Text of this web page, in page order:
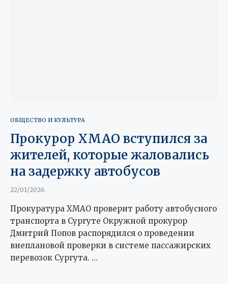
ОБЩЕСТВО И КУЛЬТУРА
Прокурор ХМАО вступился за
жителей, которые жаловались
на задержку автобусов
22/01/2026
Прокуратура ХМАО проверит работу автобусного
транспорта в Сургуте Окружной прокурор
Дмитрий Попов распорядился о проведении
внеплановой проверки в системе пассажирских
перевозок Сургута. …